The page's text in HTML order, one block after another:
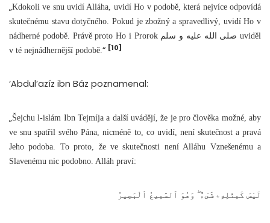
„Kdokoli ve snu uvidí Alláha, uvidí Ho v podobě, která nejvíce odpovídá
skutečnému stavu dotyčného. Pokud je zbožný a spravedlivý, uvidí Ho v
nádherné podobě. Právě proto Ho i Prorok صلى الله عليه و سلم uviděl
v té nejnádhernější podobě. “ [10]
‘Abdul’azíz ibn Báz poznamenal:
„Šejchu l-islám Ibn Tejmíja a další uvádějí, že je pro člověka možné, aby
ve snu spatřil svého Pána, nicméně to, co uvidí, není skutečnost a pravá
Jeho podoba. To proto, že ve skutečnosti není Alláhu Vznešenému a
Slavenému nic podobno. Alláh praví:
لَيْسَ كَمِثْلِهِۦ شَىْءٌ ۖ وَهُوَ ٱلسَّمِيعُ ٱلْبَصِيرُ